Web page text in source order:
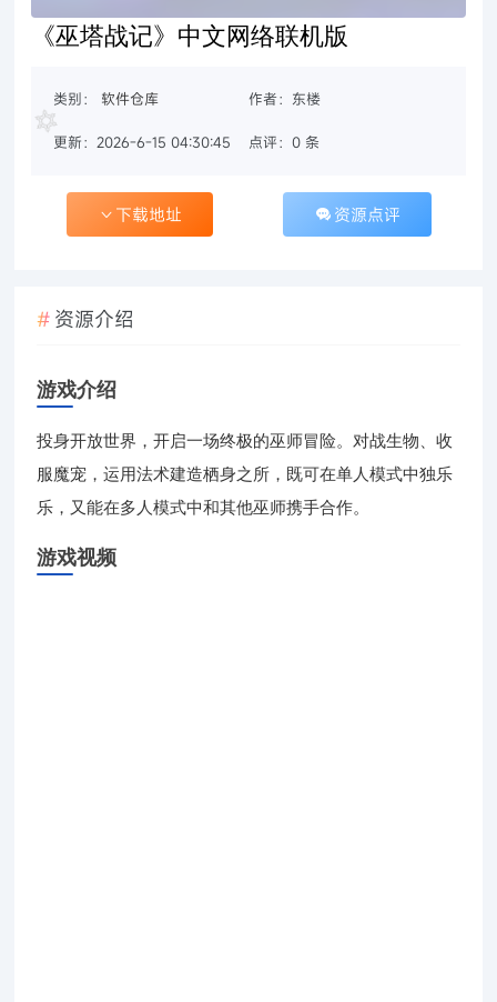
《巫塔战记》中文网络联机版
类别： 软件仓库 作者：东楼
更新：2026-6-15 04:30:45 点评：0 条
下载地址 资源点评
资源介绍
游戏介绍
投身开放世界，开启一场终极的巫师冒险。对战生物、收
服魔宠，运用法术建造栖身之所，既可在单人模式中独乐
乐，又能在多人模式中和其他巫师携手合作。
游戏视频